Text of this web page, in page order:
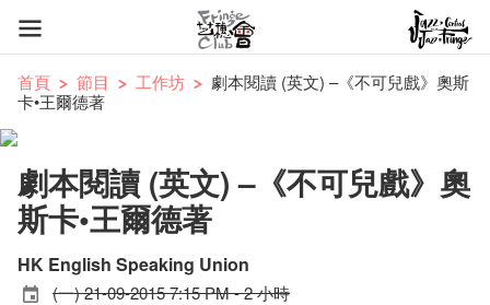
首頁 節目 工作坊
劇本閱讀 (英文) –《不可兒戲》奧斯
卡•王爾德著
劇本閱讀 (英文) –《不可兒戲》奧
斯卡•王爾德著
HK English Speaking Union
(一) 21-09-2015 7:15 PM - 2 小時